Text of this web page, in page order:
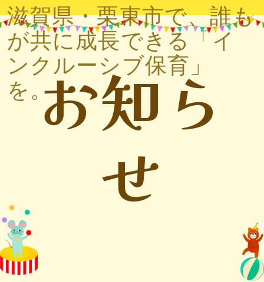
滋賀県・栗東市で、誰も
が共に成長できる「イ
ンクルーシブ保育」
を。お知ら
せ